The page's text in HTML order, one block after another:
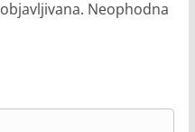
Neophodna